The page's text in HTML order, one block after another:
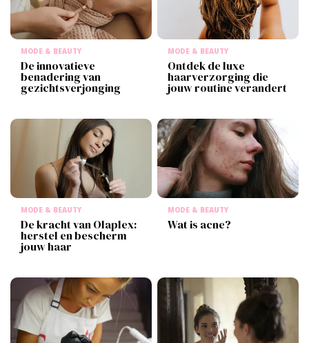
MODE & BEAUTY
De innovatieve
benadering van
gezichtsverjonging
MODE & BEAUTY
Ontdek de luxe
haarverzorging die
jouw routine verandert
MODE & BEAUTY
De kracht van Olaplex:
herstel en bescherm
jouw haar
MODE & BEAUTY
Wat is acne?